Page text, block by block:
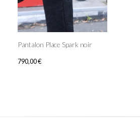
Pantalon Place Spark noir
790,00€